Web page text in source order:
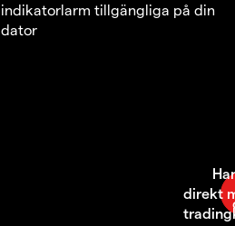
indikatorlarm tillgängliga på din
dator